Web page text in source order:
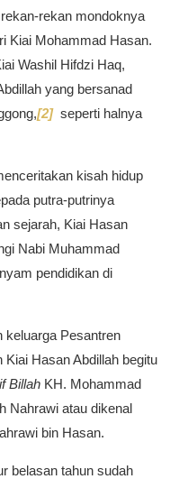
rekan mondoknya
Kiai Mohammad Hasan.
Washil Hifdzi Haq,
yang bersanad
[2]seperti halnya
kisah hidup
putra-putrinya
sejarah, Kiai Hasan
Nabi Muhammad
pendidikan di
keluarga Pesantren
Hasan Abdillah begitu
Billah KH. Mohammad
Nahrawi atau dikenal
bin Hasan.
belasan tahun sudah